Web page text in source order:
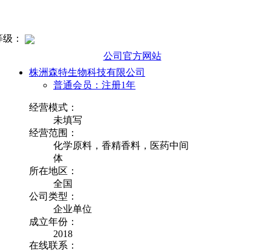
：
公司官方网站
株洲森特生物科技有限公司
普通会员：注册1年
经营模式：
未填写
经营范围：
化学原料，香精香料，医药中间
体
所在地区：
全国
公司类型：
企业单位
成立年份：
2018
在线联系：